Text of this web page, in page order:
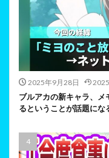
2025年9月28日
ブルアカの新キャラ、メ
るということが話題にな